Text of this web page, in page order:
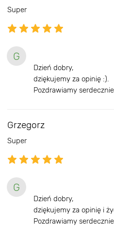
Super
G
Dzień dobry,
dziękujemy za opinię :).
Pozdrawiamy serdecznie
Grzegorz
Super
G
Dzień dobry,
dziękujemy za opinię i
Pozdrawiamy serdecznie